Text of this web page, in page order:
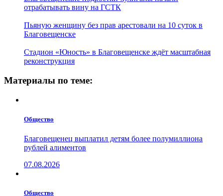
отрабатывать вину на ГСТК
Пьяную женщину без прав арестовали на 10 суток в
Благовещенске
Стадион «Юность» в Благовещенске ждёт масштабная
реконструкция
Материалы по теме:
Общество
Благовещенец выплатил детям более полумиллиона
рублей алиментов
07.08.2026
Общество